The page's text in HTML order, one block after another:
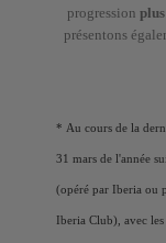
progression
présentons
* Au cours de la
31 mars de l'année
(opéré par Iberia ou
Iberia Club), avec